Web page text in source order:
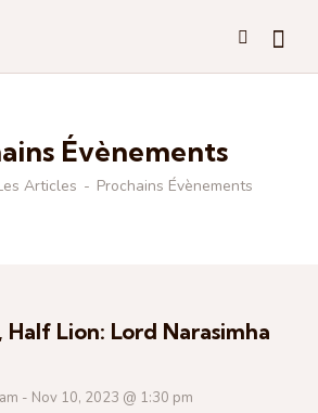
Évènements
Articles Prochains Évènements
Lion: Lord Narasimha
- Nov 10, 2023 @ 1:30 pm